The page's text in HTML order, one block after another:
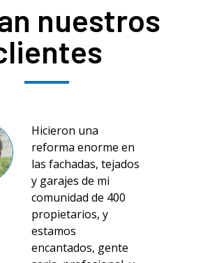
nuestros
Hicieron una
reforma enorme en
las fachadas, tejados
y garajes de mi
comunidad de 400
propietarios, y
estamos
encantados, gente